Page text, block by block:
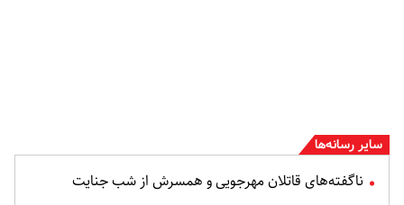
سایر رسانه‌ها
ناگفته‌های قاتلان مهرجویی و همسرش از شب جنایت